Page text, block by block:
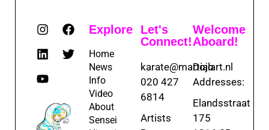
Explore
Home
News
Info
Video
About
Sensei
Let's
Connect!
karate@martialart.nl
020 427
6814
Artists
Welcome
Aboard!
Dojo
Addresses:
Elandsstraat
175